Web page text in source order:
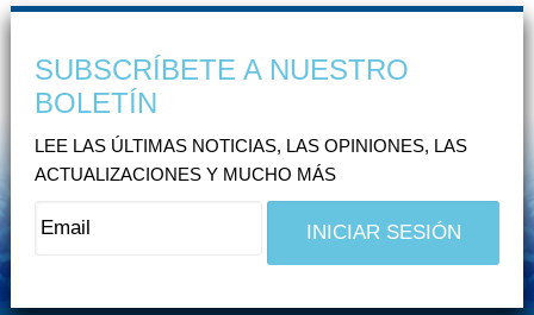
SUBSCRÍBETE A NUESTRO
BOLETÍN
LEE LAS ÚLTIMAS NOTICIAS, LAS OPINIONES, LAS
ACTUALIZACIONES Y MUCHO MÁS